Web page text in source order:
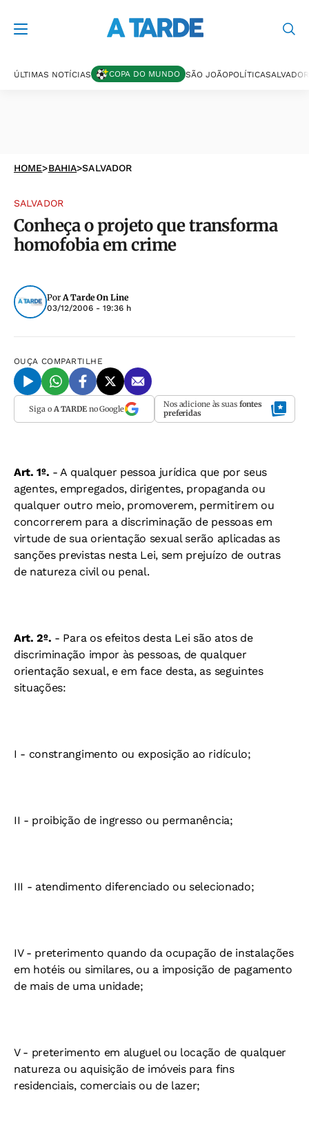
ÚLTIMAS NOTÍCIAS COPA DO MUNDO SÃO JOÃOPOLÍTICASALVADOR
HOME>BAHIA>SALVADOR
SALVADOR
Conheça o projeto que transforma
homofobia em crime
PorA Tarde On Line
03/12/2006 - 19:36 h
OUÇA COMPARTILHE
Siga o A TARDEno Google Nos adicione às suas fontes
preferidas
Art. 1º. - A qualquer pessoa jurídica que por seus
agentes, empregados, dirigentes, propaganda ou
qualquer outro meio, promoverem, permitirem ou
concorrerem para a discriminação de pessoas em
virtude de sua orientação sexual serão aplicadas as
sanções previstas nesta Lei, sem prejuízo de outras
de natureza civil ou penal.
Art. 2º. - Para os efeitos desta Lei são atos de
discriminação impor às pessoas, de qualquer
orientação sexual, e em face desta, as seguintes
situações:
I - constrangimento ou exposição ao ridículo;
II - proibição de ingresso ou permanência;
III - atendimento diferenciado ou selecionado;
IV - preterimento quando da ocupação de instalações
em hotéis ou similares, ou a imposição de pagamento
de mais de uma unidade;
V - preterimento em aluguel ou locação de qualquer
natureza ou aquisição de imóveis para fins
residenciais, comerciais ou de lazer;